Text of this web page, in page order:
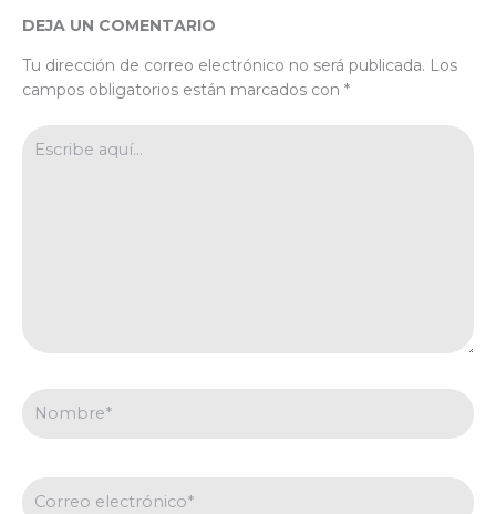
DEJA UN COMENTARIO
Tu dirección de correo electrónico no será publicada. Los
campos obligatorios están marcados con *
aquí...